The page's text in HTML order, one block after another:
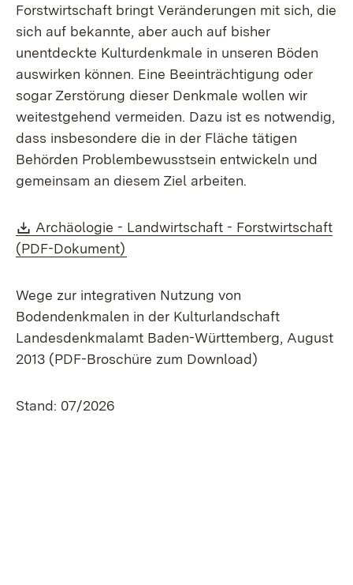
Forstwirtschaft bringt Veränderungen mit sich, die
sich auf bekannte, aber auch auf bisher
unentdeckte Kulturdenkmale in unseren Böden
auswirken können. Eine Beeinträchtigung oder
sogar Zerstörung dieser Denkmale wollen wir
weitestgehend vermeiden. Dazu ist es notwendig,
dass insbesondere die in der Fläche tätigen
Behörden Problembewusstsein entwickeln und
gemeinsam an diesem Ziel arbeiten.
Download:
Archäologie - Landwirtschaft - Forstwirtschaft
(PDF-Dokument)
Wege zur integrativen Nutzung von
Bodendenkmalen in der Kulturlandschaft
Landesdenkmalamt Baden-Württemberg, August
2013 (PDF-Broschüre zum Download)
Stand: 07/2026